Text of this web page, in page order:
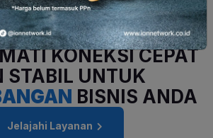
TANPA BATAS!
KEINTERNET SOHO
KONEKSI CEPAT
STABIL UNTUK
BISNIS ANDA
Jelajahi Layanan